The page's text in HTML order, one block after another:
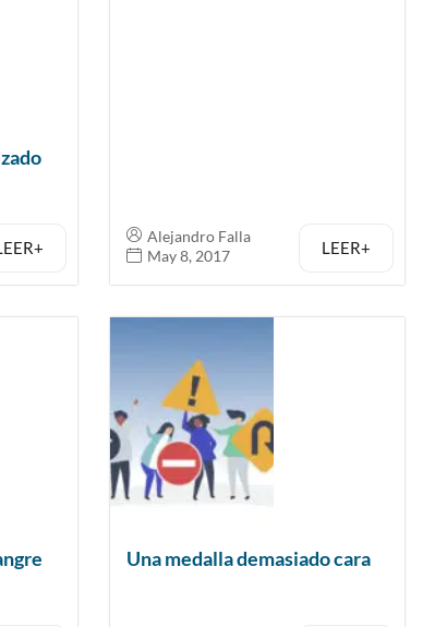
Alejandro Falla
May 8, 2017
LEER+
Una medalla demasiado cara